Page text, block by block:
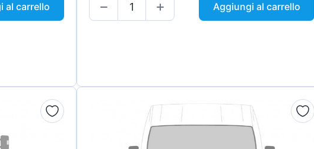
al carrello
Aggiungi al carrello